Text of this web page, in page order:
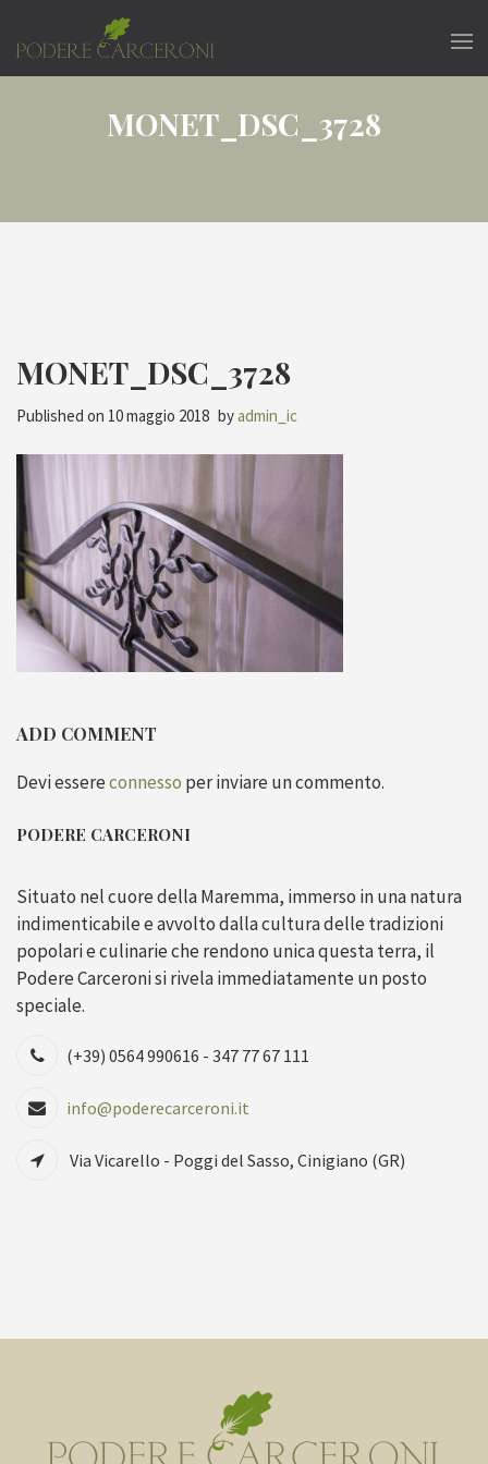
MONET_DSC_3728
MONET_DSC_3728
Published on 10 maggio 2018 byadmin_ic
ADD COMMENT
Devi essereconnesso per inviare un commento.
PODERE CARCERONI
Situato nel cuore della Maremma, immerso in una natura
indimenticabile e avvolto dalla cultura delle tradizioni
popolari e culinarie che rendono unica questa terra, il
Podere Carceroni si rivela immediatamente un posto
speciale.
(+39) 0564 990616 - 347 77 67 111
info@poderecarceroni.it
Via Vicarello - Poggi del Sasso, Cinigiano (GR)